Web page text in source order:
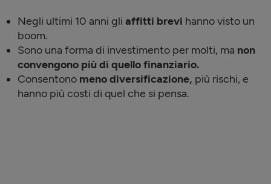
Negli ultimi 10 anni gli affitti brevi hanno visto un
boom.
Sono una forma di investimento per molti, ma non
convengono più di quello finanziario.
Consentono meno diversificazione, più rischi, e
hanno più costi di quel che si pensa.